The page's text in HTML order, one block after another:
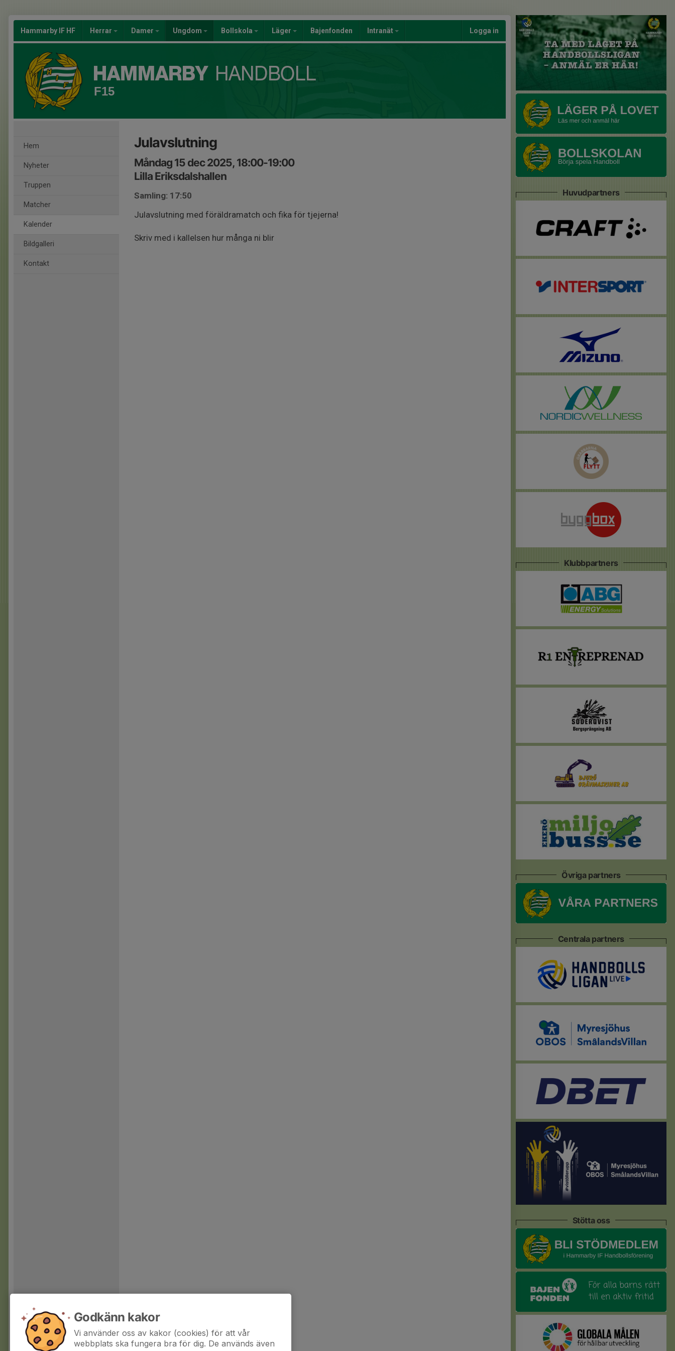
Hammarby IF HF Herrar Damer Ungdom Bollskola Läger Bajenfonden Intranät Logga in
F15
Hem
Nyheter
Truppen
Matcher
Kalender
Bildgalleri
Kontakt
Julavslutning
Måndag 15 dec 2025, 18:00-19:00
Lilla Eriksdalshallen
Samling: 17:50
Julavslutning med föräldramatch och fika för tjejerna!
Skriv med i kallelsen hur många ni blir
Huvudpartners
Klubbpartners
Övriga partners
Centrala partners
Stötta oss
Godkänn kakor
Vi använder oss av kakor (cookies) för att vår
webbplats ska fungera bra för dig. De används även